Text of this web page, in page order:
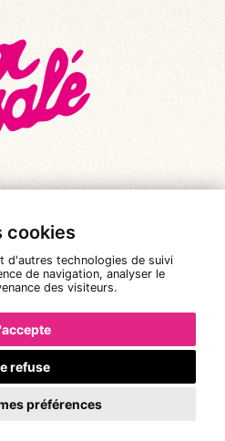
cookies
d'autres technologies de suivi
de navigation, analyser le
des visiteurs.
refuse
préférences
|
Le Baiser Salé